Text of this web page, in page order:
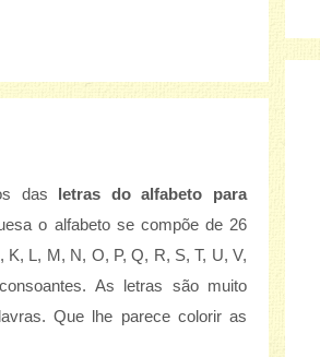
das letras do alfabeto para
o alfabeto se compõe de 26
K, L, M, N, O, P, Q, R, S, T, U, V,
As letras são muito
Que lhe parece colorir as